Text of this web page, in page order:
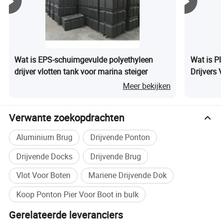
Customer First' om vertrouwen en een verantwoordelijke
interpersoonlijke relatie op te bouwen met de kernwaarden
van het bedrijf, om klanten een professionelere, perfecte
service voor de verkoop en na de verkoop te bieden, en
onze partners om een briljante toekomst te creëren.
Wat is EPS-schuimgevulde polyethyleen
drijver vlotten tank voor marina steiger
Meer bekijken
Wat is
Drijvers
Verwante zoekopdrachten
Aluminium Brug
Drijvende Ponton
Drijvende Docks
Drijvende Brug
Vlot Voor Boten
Mariene Drijvende Dok
Koop Ponton Pier Voor Boot in bulk
Gerelateerde leveranciers